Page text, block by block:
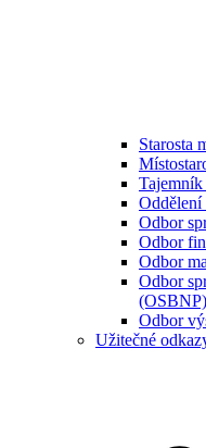
Starosta
Tajemník
Oddělení
Odbor
Odbor
Odbor
Odbor
(OSBNP)
Odbor
Užitečné